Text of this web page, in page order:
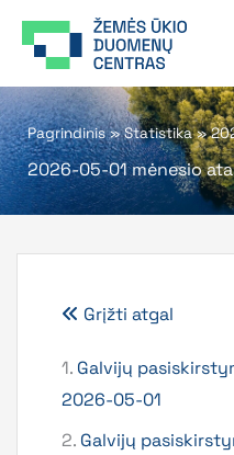
prie
Pagrindinis»Statistika»
2026-05-01 mėnesio
Grįžti atgal
1. Galvijų
2026-05-01
2. Galvijų